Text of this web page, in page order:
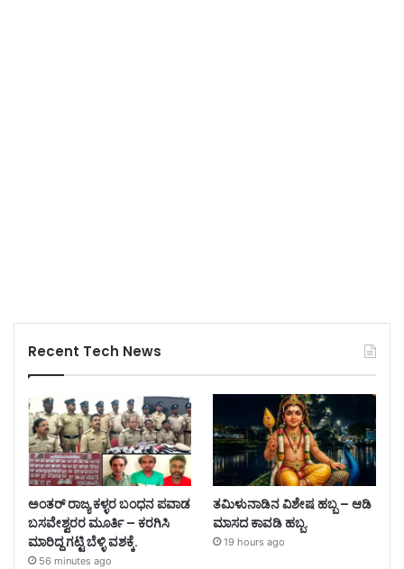
Recent Tech News
ಅಂತರ್ ರಾಜ್ಯ ಕಳ್ಳರ ಬಂಧನ ಪವಾಡ
ಬಸವೇಶ್ವರರ ಮೂರ್ತಿ – ಕರಗಿಸಿ
ಮಾರಿದ್ದ ಗಟ್ಟಿ ಬೆಳ್ಳಿ ವಶಕ್ಕೆ.
56 minutes ago
ತಮಿಳುನಾಡಿನ ವಿಶೇಷ ಹಬ್ಬ – ಆಡಿ
ಮಾಸದ ಕಾವಡಿ ಹಬ್ಬ.
19 hours ago